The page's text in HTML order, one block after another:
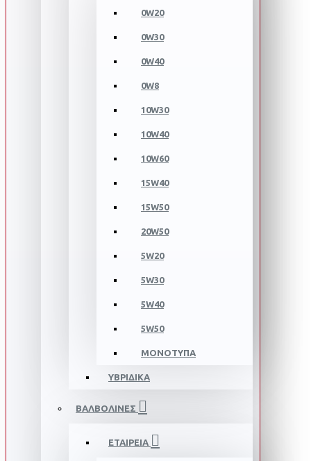
0W20
0W30
0W40
0W8
10W30
10W40
10W60
15W40
15W50
20W50
5W20
5W30
5W40
5W50
ΜΟΝΟΤΥΠΑ
ΥΒΡΙΔΙΚΑ
ΒΑΛΒΟΛΙΝΕΣ
ΕΤΑΙΡΕΙΑ